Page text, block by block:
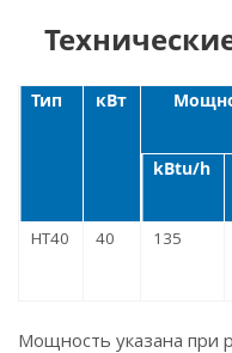
Тип кВт
kBtu/h
HT40 40 135
Мощность указана при